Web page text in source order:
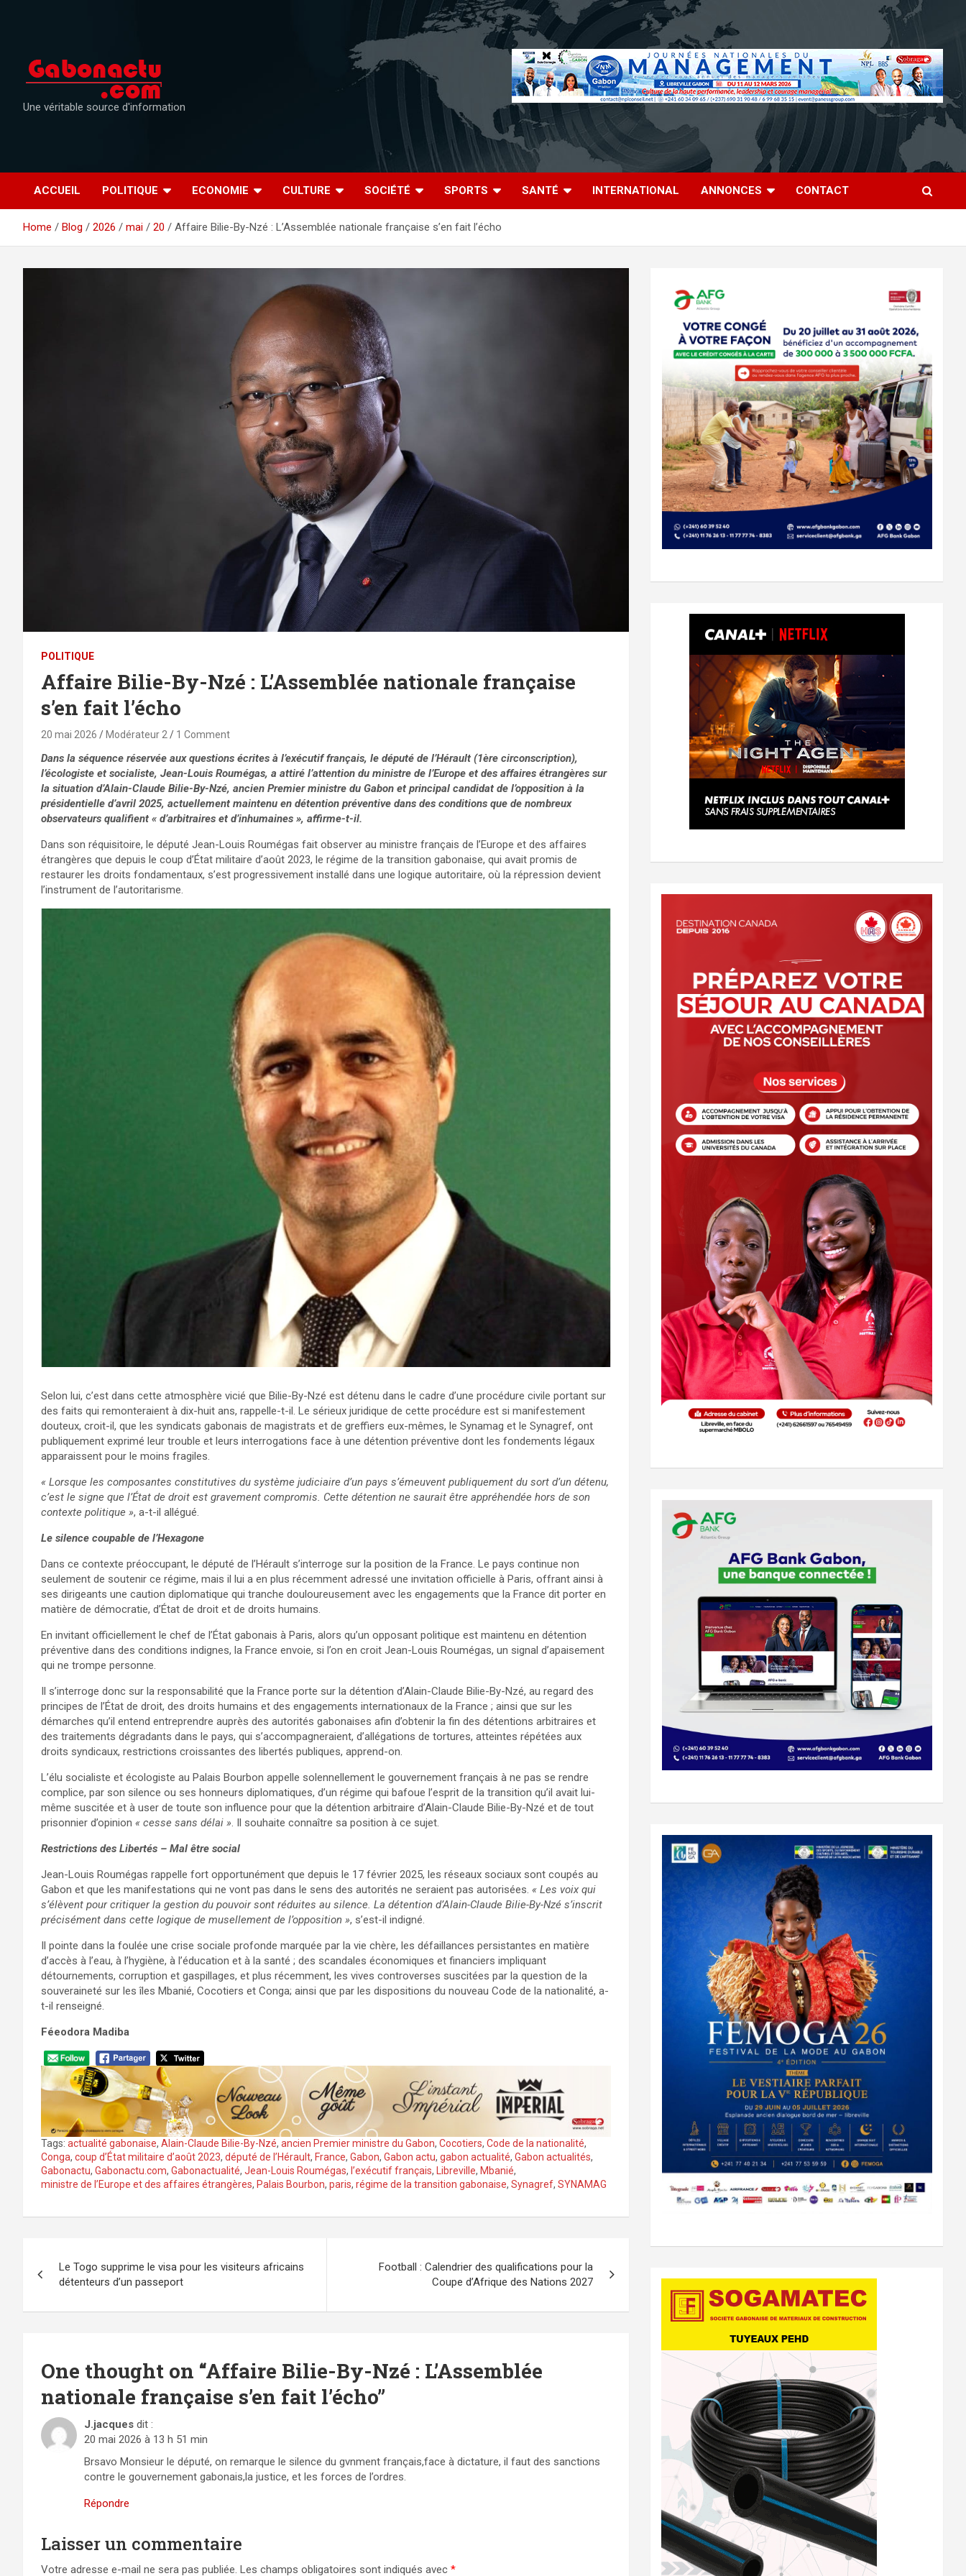
Une véritable source d'information
ACCUEIL POLITIQUE ECONOMIE CULTURE SOCIÉTÉ SPORTS SANTÉ INTERNATIONAL ANNONCES CONTACT
Home Blog 2026 mai 20 Affaire Bilie-By-Nzé : L’Assemblée nationale française s’en fait l’écho
POLITIQUE
Affaire Bilie-By-Nzé : L’Assemblée nationale française
s’en fait l’écho
20 mai 2026 Modérateur 2 1 Comment
Dans la séquence réservée aux questions écrites à l’exécutif français, le député de l’Hérault (1ère circonscription),
l’écologiste et socialiste, Jean-Louis Roumégas, a attiré l’attention du ministre de l’Europe et des affaires étrangères sur
la situation d’Alain-Claude Bilie-By-Nzé, ancien Premier ministre du Gabon et principal candidat de l’opposition à la
présidentielle d’avril 2025, actuellement maintenu en détention préventive dans des conditions que de nombreux
observateurs qualifient « d’arbitraires et d’inhumaines », affirme-t-il.
Dans son réquisitoire, le député Jean-Louis Roumégas fait observer au ministre français de l’Europe et des affaires
étrangères que depuis le coup d’État militaire d’août 2023, le régime de la transition gabonaise, qui avait promis de
restaurer les droits fondamentaux, s’est progressivement installé dans une logique autoritaire, où la répression devient
l’instrument de l’autoritarisme.
Selon lui, c’est dans cette atmosphère vicié que Bilie-By-Nzé est détenu dans le cadre d’une procédure civile portant sur
des faits qui remonteraient à dix-huit ans, rappelle-t-il. Le sérieux juridique de cette procédure est si manifestement
douteux, croit-il, que les syndicats gabonais de magistrats et de greffiers eux-mêmes, le Synamag et le Synagref, ont
publiquement exprimé leur trouble et leurs interrogations face à une détention préventive dont les fondements légaux
apparaissent pour le moins fragiles.
« Lorsque les composantes constitutives du système judiciaire d’un pays s’émeuvent publiquement du sort d’un détenu,
c’est le signe que l’État de droit est gravement compromis. Cette détention ne saurait être appréhendée hors de son
contexte politique », a-t-il allégué.
Le silence coupable de l’Hexagone
Dans ce contexte préoccupant, le député de l’Hérault s’interroge sur la position de la France. Le pays continue non
seulement de soutenir ce régime, mais il lui a en plus récemment adressé une invitation officielle à Paris, offrant ainsi à
ses dirigeants une caution diplomatique qui tranche douloureusement avec les engagements que la France dit porter en
matière de démocratie, d’État de droit et de droits humains.
En invitant officiellement le chef de l’État gabonais à Paris, alors qu’un opposant politique est maintenu en détention
préventive dans des conditions indignes, la France envoie, si l’on en croit Jean-Louis Roumégas, un signal d’apaisement
qui ne trompe personne.
Il s’interroge donc sur la responsabilité que la France porte sur la détention d’Alain-Claude Bilie-By-Nzé, au regard des
principes de l’État de droit, des droits humains et des engagements internationaux de la France ; ainsi que sur les
démarches qu’il entend entreprendre auprès des autorités gabonaises afin d’obtenir la fin des détentions arbitraires et
des traitements dégradants dans le pays, qui s’accompagneraient, d’allégations de tortures, atteintes répétées aux
droits syndicaux, restrictions croissantes des libertés publiques, apprend-on.
L’élu socialiste et écologiste au Palais Bourbon appelle solennellement le gouvernement français à ne pas se rendre
complice, par son silence ou ses honneurs diplomatiques, d’un régime qui bafoue l’esprit de la transition qu’il avait lui-
même suscitée et à user de toute son influence pour que la détention arbitraire d’Alain-Claude Bilie-By-Nzé et de tout
prisonnier d’opinion « cesse sans délai ». Il souhaite connaître sa position à ce sujet.
Restrictions des Libertés – Mal être social
Jean-Louis Roumégas rappelle fort opportunément que depuis le 17 février 2025, les réseaux sociaux sont coupés au
Gabon et que les manifestations qui ne vont pas dans le sens des autorités ne seraient pas autorisées. « Les voix qui
s’élèvent pour critiquer la gestion du pouvoir sont réduites au silence. La détention d’Alain-Claude Bilie-By-Nzé s’inscrit
précisément dans cette logique de musellement de l’opposition », s’est-il indigné.
Il pointe dans la foulée une crise sociale profonde marquée par la vie chère, les défaillances persistantes en matière
d’accès à l’eau, à l’hygiène, à l’éducation et à la santé ; des scandales économiques et financiers impliquant
détournements, corruption et gaspillages, et plus récemment, les vives controverses suscitées par la question de la
souveraineté sur les îles Mbanié, Cocotiers et Conga; ainsi que par les dispositions du nouveau Code de la nationalité, a-
t-il renseigné.
Féeodora Madiba
Tags: actualité gabonaise, Alain-Claude Bilie-By-Nzé, ancien Premier ministre du Gabon, Cocotiers, Code de la nationalité,
Conga, coup d’État militaire d’août 2023, député de l’Hérault, France, Gabon, Gabon actu, gabon actualité, Gabon actualités,
Gabonactu, Gabonactu.com, Gabonactualité, Jean-Louis Roumégas, l’exécutif français, Libreville, Mbanié,
ministre de l’Europe et des affaires étrangères, Palais Bourbon, paris, régime de la transition gabonaise, Synagref, SYNAMAG
de
l’article
Le Togo supprime le visa pour les visiteurs africains
détenteurs d’un passeport
Football : Calendrier des qualifications pour la
Coupe d’Afrique des Nations 2027
One thought on “Affaire Bilie-By-Nzé : L’Assemblée
nationale française s’en fait l’écho”
J.jacques dit :
20 mai 2026 à 13 h 51 min
Brsavo Monsieur le député, on remarque le silence du gvnment français,face à dictature, il faut des sanctions
contre le gouvernement gabonais,la justice, et les forces de l’ordres.
Répondre
Laisser un commentaire
Votre adresse e-mail ne sera pas publiée. Les champs obligatoires sont indiqués avec *